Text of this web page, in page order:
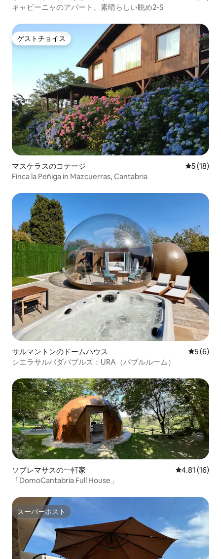
パート
キャビーニャのアパート、素晴らしい眺め2-S
ゲストチョイス
ゲストチョイス
マスケラスのコテージ レビュー
5 (18)
Finca la Peñiga in Mazcuerras, Cantabria
サルマントンのドームハウス レビュー
5 (6)
シエラサルバダバブルズ：URA（バブルルーム）
ソブレマサスの一軒家 レビュー16
4.81 (16)
「DomoCantabria Full House」
スーパーホスト
スーパーホスト